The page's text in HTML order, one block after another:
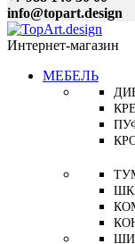
info@topart.design
Интернет-магазин
МЕБЕЛЬ